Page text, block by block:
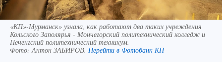
«КП»-Мурманск» узнала, как работают два таких учреждения
Кольского Заполярья - Мончегорский политехнический колледж и
Печенгский политехнический техникум.
Фото: Антон ЗАБИРОВ. Перейти в Фотобанк КП